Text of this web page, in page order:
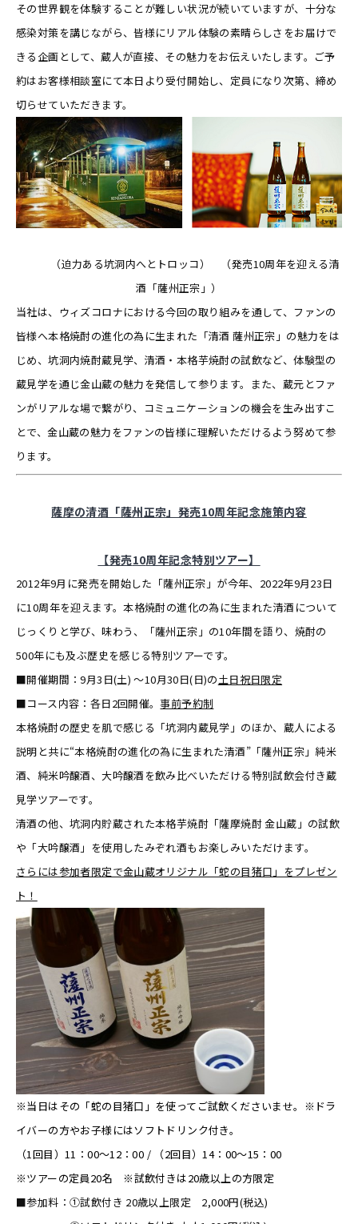
その世界観を体験することが難しい状況が続いていますが、十分な
感染対策を講じながら、皆様にリアル体験の素晴らしさをお届けで
きる企画として、蔵人が直接、その魅力をお伝えいたします。ご予
約はお客様相談室にて本日より受付開始し、定員になり次第、締め
切らせていただきます。
（迫力ある坑洞内へとトロッコ） （発売10周年を迎える清
酒「薩州正宗」）
当社は、ウィズコロナにおける今回の取り組みを通して、ファンの
皆様へ本格焼酎の進化の為に生まれた「清酒 薩州正宗」の魅力をは
じめ、坑洞内焼酎蔵見学、清酒・本格芋焼酎の試飲など、体験型の
蔵見学を通じ金山蔵の魅力を発信して参ります。また、蔵元とファ
ンがリアルな場で繋がり、コミュニケーションの機会を生み出すこ
とで、金山蔵の魅力をファンの皆様に理解いただけるよう努めて参
ります。
薩摩の清酒「薩州正宗」発売10周年記念施策内容
【発売10周年記念特別ツアー】
2012年9月に発売を開始した「薩州正宗」が今年、2022年9月23日
に10周年を迎えます。本格焼酎の進化の為に生まれた清酒について
じっくりと学び、味わう、「薩州正宗」の10年間を語り、焼酎の
500年にも及ぶ歴史を感じる特別ツアーです。
■開催期間：9月3日(土) ～10月30日(日)の土日祝日限定
■コース内容：各日2回開催。事前予約制
本格焼酎の歴史を肌で感じる「坑洞内蔵見学」のほか、蔵人による
説明と共に“本格焼酎の進化の為に生まれた清酒”「薩州正宗」純米
酒、純米吟醸酒、大吟醸酒を飲み比べいただける特別試飲会付き蔵
見学ツアーです。
清酒の他、坑洞内貯蔵された本格芋焼酎「薩摩焼酎 金山蔵」の試飲
や「大吟醸酒」を使用したみぞれ酒もお楽しみいただけます。
さらには参加者限定で金山蔵オリジナル「蛇の目猪口」をプレゼン
ト！
※当日はその「蛇の目猪口」を使ってご試飲くださいませ。
※ドラ
イバーの方やお子様にはソフトドリンク付き。
（1回目）11：00～12：00 / （2回目）14：00～15：00
※ツアーの定員20名 ※試飲付きは20歳以上の方限定
■参加料：①試飲付き 20歳以上限定 2,000円(税込)